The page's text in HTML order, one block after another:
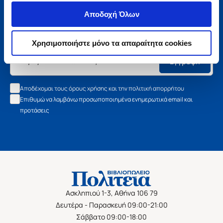
Αποδοχή Όλων
Χρησιμοποιήστε μόνο τα απαραίτητα cookies
Μάθετε τα νέα της Πολιτείας
Εγγραφείτε στο newsletter μας και μάθετε πρώτοι όλα τα
νέα βιβλία, τις εξαιρετικές τιμές και τις εκδηλώσεις μας.
Εγγραφή
Αποδέχομαι τους όρους χρήσης και την πολιτική απορρήτου
Επιθυμώ να λαμβάνω προσωποποιημένα ενημερωτικά email και
προτάσεις
Ασκληπιού 1-3, Αθήνα 106 79
Δευτέρα - Παρασκευή 09:00-21:00
Σάββατο 09:00-18:00